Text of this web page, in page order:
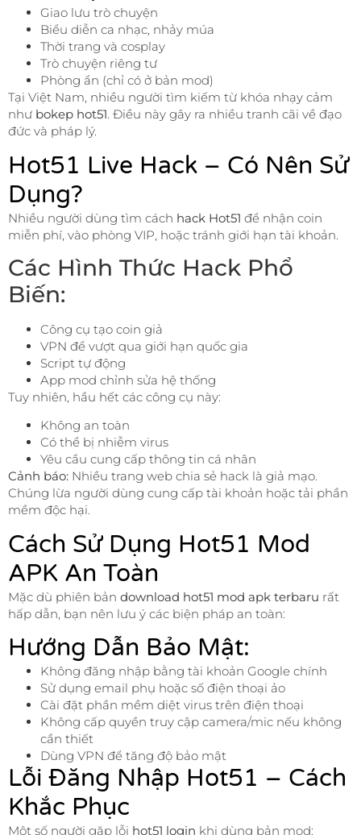
Giao lưu trò chuyện
Biểu diễn ca nhạc, nhảy múa
Thời trang và cosplay
Trò chuyện riêng tư
Phòng ẩn (chỉ có ở bản mod)
Tại Việt Nam, nhiều người tìm kiếm từ khóa nhạy cảm
như bokep hot51. Điều này gây ra nhiều tranh cãi về đạo
đức và pháp lý.
Hot51 Live Hack – Có Nên Sử
Dụng?
Nhiều người dùng tìm cách hack Hot51 để nhận coin
miễn phí, vào phòng VIP, hoặc tránh giới hạn tài khoản.
Các Hình Thức Hack Phổ
Biến:
Công cụ tạo coin giả
VPN để vượt qua giới hạn quốc gia
Script tự động
App mod chỉnh sửa hệ thống
Tuy nhiên, hầu hết các công cụ này:
Không an toàn
Có thể bị nhiễm virus
Yêu cầu cung cấp thông tin cá nhân
Cảnh báo: Nhiều trang web chia sẻ hack là giả mạo.
Chúng lừa người dùng cung cấp tài khoản hoặc tải phần
mềm độc hại.
Cách Sử Dụng Hot51 Mod
APK An Toàn
Mặc dù phiên bản download hot51 mod apk terbaru rất
hấp dẫn, bạn nên lưu ý các biện pháp an toàn:
Hướng Dẫn Bảo Mật:
Không đăng nhập bằng tài khoản Google chính
Sử dụng email phụ hoặc số điện thoại ảo
Cài đặt phần mềm diệt virus trên điện thoại
Không cấp quyền truy cập camera/mic nếu không
cần thiết
Dùng VPN để tăng độ bảo mật
Lỗi Đăng Nhập Hot51 – Cách
Khắc Phục
Một số người gặp lỗi hot51 login khi dùng bản mod: